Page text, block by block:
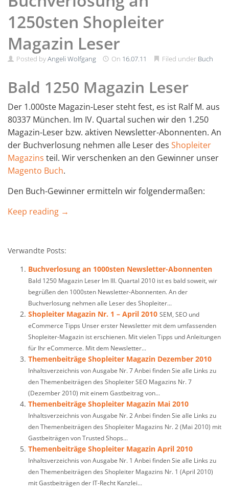
1250sten Shopleiter
Magazin Leser
Posted byAngeli Wolfgang On 16.07.11 Filed under Buch
Bald 1250 Magazin Leser
Der 1.000ste Magazin-Leser steht fest, es ist Ralf M. aus
80337 München. Im IV. Quartal suchen wir den 1.250
Magazin-Leser bzw. aktiven Newsletter-Abonnenten. An
der Buchverlosung nehmen alle Leser des Shopleiter
Magazins teil. Wir verschenken an den Gewinner unser
Magento Buch.
Den Buch-Gewinner ermitteln wir folgendermaßen:
Keep reading →
Verwandte Posts:
Buchverlosung an 1000sten Newsletter-Abonnenten
Bald 1250 Magazin Leser Im III. Quartal 2010 ist es bald soweit, wir
begrüßen den 1000sten Newsletter-Abonnenten. An der
Buchverlosung nehmen alle Leser des Shopleiter...
Shopleiter Magazin Nr. 1 – April 2010 SEM, SEO und
eCommerce Tipps Unser erster Newsletter mit dem umfassenden
Shopleiter-Magazin ist erschienen. Mit vielen Tipps und Anleitungen
für Ihr eCommerce. Mit dem Newsletter...
Themenbeiträge Shopleiter Magazin Dezember 2010
Inhaltsverzeichnis von Ausgabe Nr. 7 Anbei finden Sie alle Links zu
den Themenbeiträgen des Shopleiter SEO Magazins Nr. 7
(Dezember 2010) mit einem Gastbeitrag von...
Themenbeiträge Shopleiter Magazin Mai 2010
Inhaltsverzeichnis von Ausgabe Nr. 2 Anbei finden Sie alle Links zu
den Themenbeiträgen des Shopleiter Magazins Nr. 2 (Mai 2010) mit
Gastbeiträgen von Trusted Shops...
Themenbeiträge Shopleiter Magazin April 2010
Inhaltsverzeichnis von Ausgabe Nr. 1 Anbei finden Sie alle Links zu
den Themenbeiträgen des Shopleiter Magazins Nr. 1 (April 2010)
mit Gastbeiträgen der IT-Recht Kanzlei...